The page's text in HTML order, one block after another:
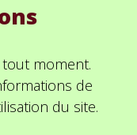
moment.
de
du site.